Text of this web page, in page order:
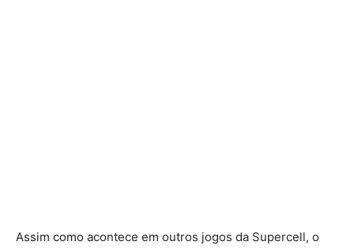
Assim como acontece em outros jogos da Supercell, o